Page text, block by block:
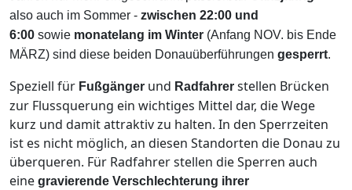
also auch im Sommer - zwischen 22:00 und
6:00 sowie monatelang im Winter (Anfang NOV. bis Ende
MÄRZ) sind diese beiden Donauüberführungen gesperrt.
Speziell für Fußgänger und Radfahrer stellen Brücken
zur Flussquerung ein wichtiges Mittel dar, die Wege
kurz und damit attraktiv zu halten. In den Sperrzeiten
ist es nicht möglich, an diesen Standorten die Donau zu
überqueren. Für Radfahrer stellen die Sperren auch
eine gravierende Verschlechterung ihrer